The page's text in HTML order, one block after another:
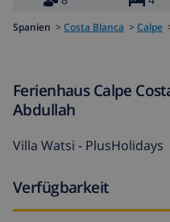
Spanien > Costa Blanca > Calpe
Ferienhaus Calpe
Abdullah
Villa Watsi - PlusHolidays
Verfügbarkeit